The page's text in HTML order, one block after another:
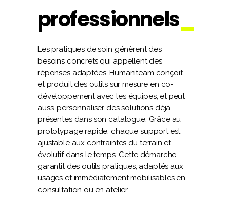
professionnels
Les pratiques de soin génèrent des
besoins concrets qui appellent des
réponses adaptées. Humaniteam conçoit
et produit des outils sur mesure en co-
développement avec les équipes, et peut
aussi personnaliser des solutions déjà
présentes dans son catalogue. Grâce au
prototypage rapide, chaque support est
ajustable aux contraintes du terrain et
évolutif dans le temps. Cette démarche
garantit des outils pratiques, adaptés aux
usages et immédiatement mobilisables en
consultation ou en atelier.